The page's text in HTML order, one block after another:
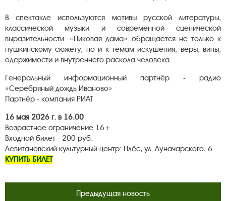
В спектакле используются мотивы русской литературы,
классической музыки и современной сценической
выразительности. «Пиковая дама» обращается не только к
пушкинскому сюжету, но и к темам искушения, веры, вины,
одержимости и внутреннего раскола человека.
Генеральный информационный партнёр - радио
«Серебряный дождь Иваново»
Партнёр - компания РИАТ
16 мая 2026 г. в 16.00
Возрастное ограничение 16+
Входной билет - 200 руб.
Левитановский культурный центр: Плёс, ул. Луначарского, 6
КУПИТЬ БИЛЕТ
Предыдущая новость